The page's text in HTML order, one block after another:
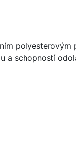
polyesterovým
a schopností